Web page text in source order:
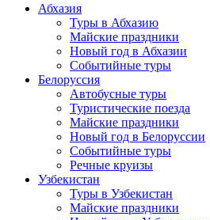
Абхазия
Туры в Абхазию
Майские праздники
Новый год в Абхазии
Событийные туры
Белоруссия
Автобусные туры
Туристические поезда
Майские праздники
Новый год в Белоруссии
Событийные туры
Речные круизы
Узбекистан
Туры в Узбекистан
Майские праздники